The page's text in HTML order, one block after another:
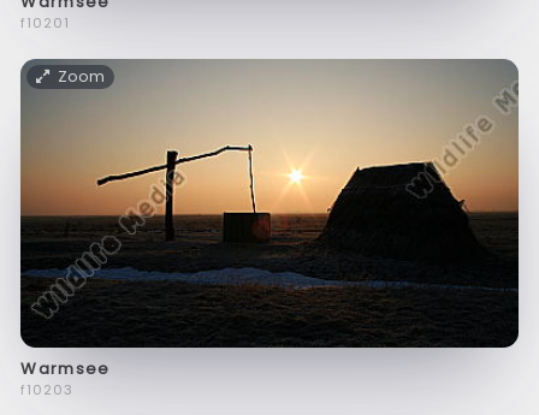
f10201
Zoom
Warmsee
f10203